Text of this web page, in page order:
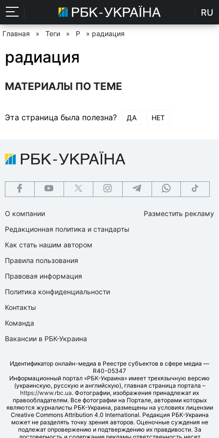
RU
Главная » Теги » Р » радиация
радиация
МАТЕРИАЛЫ ПО ТЕМЕ
Эта страница была полезна? ДА НЕТ
О компании
Редакционная политика и стандарты
Как стать нашим автором
Правила пользования
Правовая информация
Политика конфиденциальности
Контакты
Команда
Вакансии в РБК-Украина
Разместить рекламу
Идентификатор онлайн-медиа в Реестре субъектов в сфере медиа —
R40-05347
Информационный портал «РБК-Украина» имеет трехязычную версию
(украинскую, русскую и английскую), главная страница портала –
https://www.rbc.ua. Фотографии, изображения принадлежат их
правообладателям. Все фотографии на Портале, авторами которых
являются журналисты РБК-Украина, размещены на условиях лицензии
Creative Commons Attribution 4.0 International. Редакция РБК-Украина
может не разделять точку зрения авторов. Оценочные суждения не
подлежат опровержению и подтверждению их правдивости. За